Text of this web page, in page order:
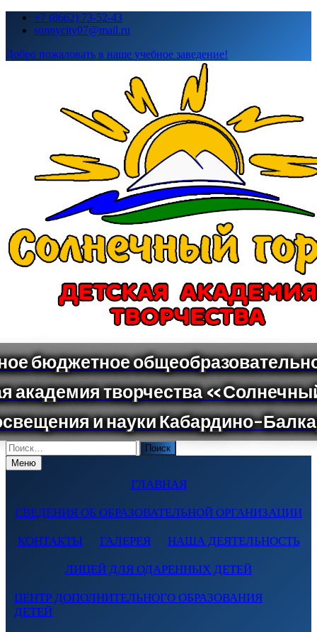
Перейти+7 (8662) 73-52-43
sunnycity07@mail.ru
Добро пожаловать в наше учебное заведение!
Поиск
по:Меню
ГЛАВНАЯ
СВЕДЕНИЯ ОБ ОБРАЗОВАТЕЛЬНОЙ ОРГАНИЗАЦИИ
КОНТАКТЫ ГАЛЕРЕЯ НАША ДЕЯТЕЛЬНОСТЬ
ЛИЦЕЙ ДЛЯ ОДАРЕННЫХ ДЕТЕЙ
ЦЕНТР ДОПОЛНИТЕЛЬНОГО ОБРАЗОВАНИЯ
ДЕТЕЙ